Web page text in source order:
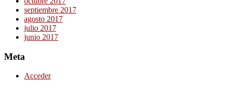
septiembre 2017
agosto 2017
julio 2017
junio 2017
Meta
Acceder